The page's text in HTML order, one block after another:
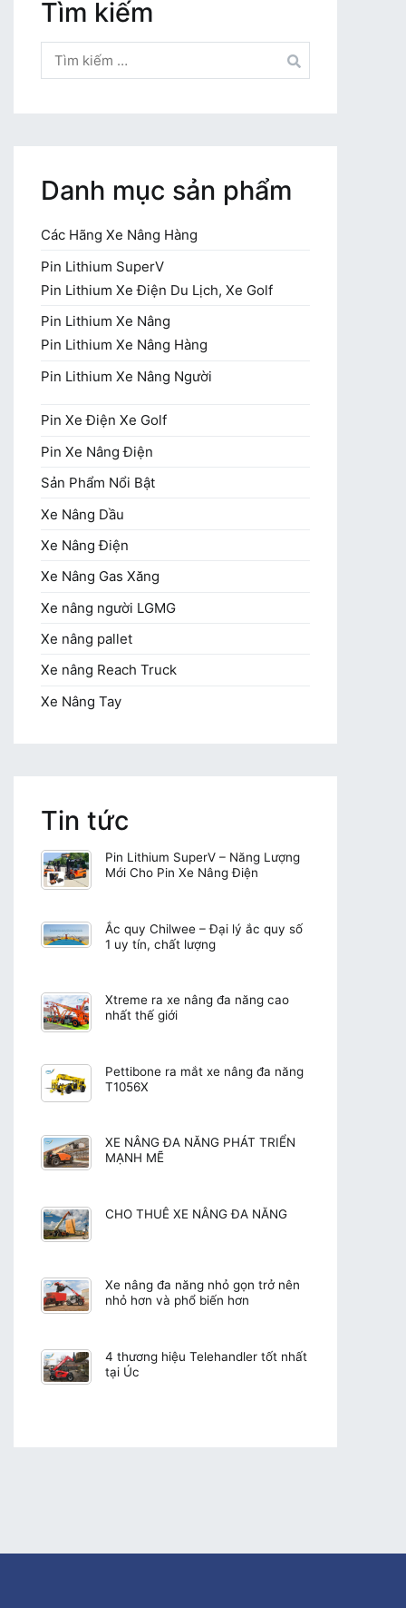
Tìm kiếm
kiếm
cho:
Danh mục sản phẩm
Các Hãng Xe Nâng Hàng
Pin Lithium SuperV
Pin Lithium Xe Điện Du Lịch, Xe Golf
Pin Lithium Xe Nâng
Pin Lithium Xe Nâng Hàng
Pin Lithium Xe Nâng Người
Pin Xe Điện Xe Golf
Pin Xe Nâng Điện
Sản Phẩm Nổi Bật
Xe Nâng Dầu
Xe Nâng Điện
Xe Nâng Gas Xăng
Xe nâng người LGMG
Xe nâng pallet
Xe nâng Reach Truck
Xe Nâng Tay
Tin tức
Pin Lithium SuperV – Năng Lượng
Mới Cho Pin Xe Nâng Điện
Ắc quy Chilwee – Đại lý ắc quy số
1 uy tín, chất lượng
Xtreme ra xe nâng đa năng cao
nhất thế giới
Pettibone ra mắt xe nâng đa năng
T1056X
XE NÂNG ĐA NĂNG PHÁT TRIỂN
MẠNH MẼ
CHO THUÊ XE NÂNG ĐA NĂNG
Xe nâng đa năng nhỏ gọn trở nên
nhỏ hơn và phổ biến hơn
4 thương hiệu Telehandler tốt nhất
tại Úc